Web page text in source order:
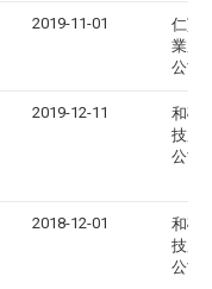
2019-11-01
仁寶
業股
公司
2019-12-11
和碩
技股
公司
2018-12-01
和碩
技股
公司